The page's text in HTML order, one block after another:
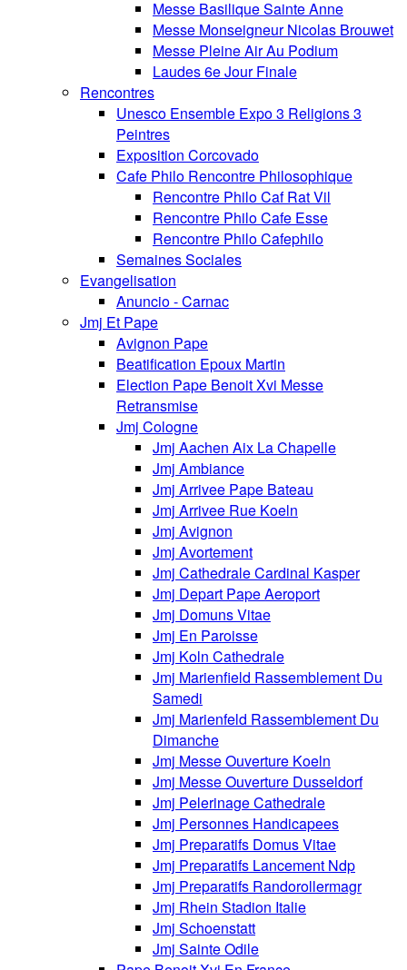
Messe Basilique Sainte Anne
Messe Monseigneur Nicolas Brouwet
Messe Pleine Air Au Podium
Laudes 6e Jour Finale
Rencontres
Unesco Ensemble Expo 3 Religions 3
Peintres
Exposition Corcovado
Cafe Philo Rencontre Philosophique
Rencontre Philo Caf Rat Vil
Rencontre Philo Cafe Esse
Rencontre Philo Cafephilo
Semaines Sociales
Evangelisation
Anuncio - Carnac
Jmj Et Pape
Avignon Pape
Beatification Epoux Martin
Election Pape Benoit Xvi Messe
Retransmise
Jmj Cologne
Jmj Aachen Aix La Chapelle
Jmj Ambiance
Jmj Arrivee Pape Bateau
Jmj Arrivee Rue Koeln
Jmj Avignon
Jmj Avortement
Jmj Cathedrale Cardinal Kasper
Jmj Depart Pape Aeroport
Jmj Domuns Vitae
Jmj En Paroisse
Jmj Koln Cathedrale
Jmj Marienfield Rassemblement Du
Samedi
Jmj Marienfeld Rassemblement Du
Dimanche
Jmj Messe Ouverture Koeln
Jmj Messe Ouverture Dusseldorf
Jmj Pelerinage Cathedrale
Jmj Personnes Handicapees
Jmj Preparatifs Domus Vitae
Jmj Preparatifs Lancement Ndp
Jmj Preparatifs Randorollermagr
Jmj Rhein Stadion Italie
Jmj Schoenstatt
Jmj Sainte Odile